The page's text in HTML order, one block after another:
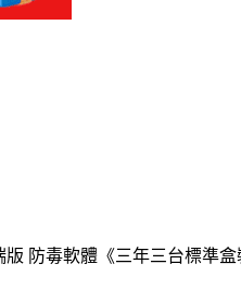
版 防毒軟體《三年三台標準盒